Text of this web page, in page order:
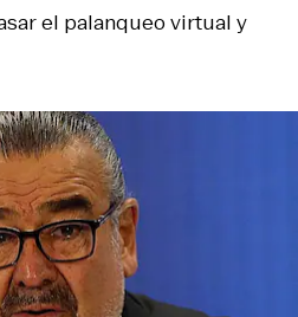
el palanqueo virtual y